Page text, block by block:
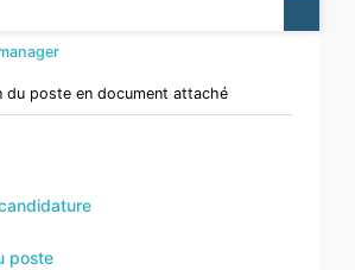
du poste en document attaché
poste